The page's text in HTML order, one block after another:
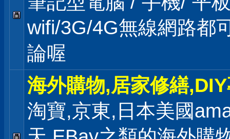
wifi/3G/4G無線網路都
論喔
海外購物,居家修繕
淘寶,京東,日本美國